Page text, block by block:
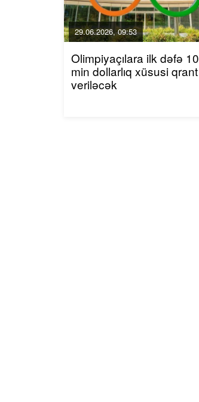
29.06.2026, 09:53
Olimpiyaçılara ilk dəfə 10
min dollarlıq xüsusi qrant
veriləcək